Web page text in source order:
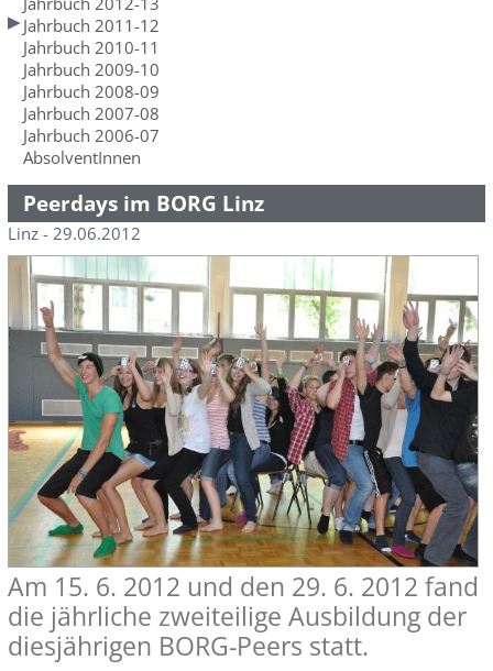
Jahrbuch 2011-12
Jahrbuch 2010-11
Jahrbuch 2009-10
Jahrbuch 2008-09
Jahrbuch 2007-08
Jahrbuch 2006-07
AbsolventInnen
Peerdays im BORG Linz
Linz - 29.06.2012
Am 15. 6. 2012 und den 29. 6. 2012 fand
die jährliche zweiteilige Ausbildung der
diesjährigen BORG-Peers statt.